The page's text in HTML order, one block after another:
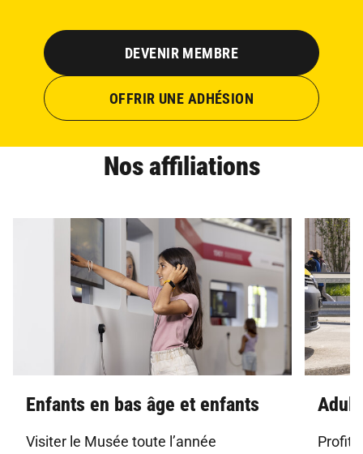
DEVENIR MEMBRE
OFFRIR UNE ADHÉSION
Nos affiliations
Enfants en bas âge et enfants
Visiter le Musée toute l’année